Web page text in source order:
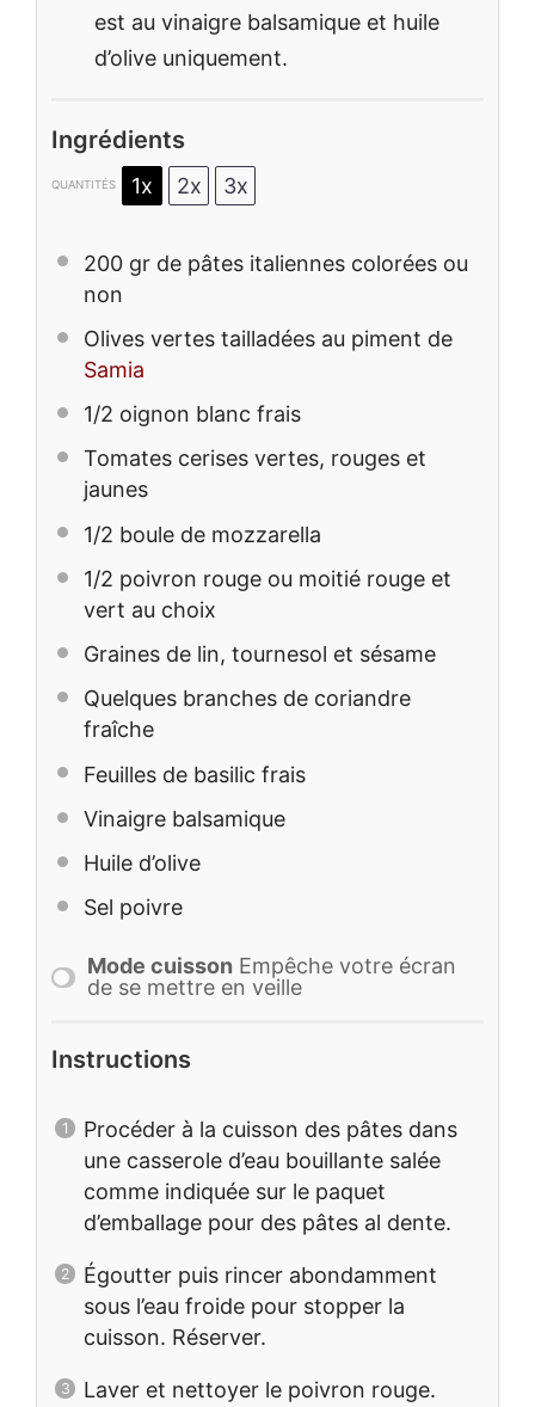
est au vinaigre balsamique et huile
d’olive uniquement.
Ingrédients
QUANTITÉS 1x 2x 3x
200 gr de pâtes italiennes colorées ou
non
Olives vertes tailladées au piment de
Samia
1/2 oignon blanc frais
Tomates cerises vertes, rouges et
jaunes
1/2 boule de mozzarella
1/2 poivron rouge ou moitié rouge et
vert au choix
Graines de lin, tournesol et sésame
Quelques branches de coriandre
fraîche
Feuilles de basilic frais
Vinaigre balsamique
Huile d’olive
Sel poivre
Mode cuisson Empêche votre écran
de se mettre en veille
Instructions
Procéder à la cuisson des pâtes dans
une casserole d’eau bouillante salée
comme indiquée sur le paquet
d’emballage pour des pâtes al dente.
Égoutter puis rincer abondamment
sous l’eau froide pour stopper la
cuisson. Réserver.
Laver et nettoyer le poivron rouge.